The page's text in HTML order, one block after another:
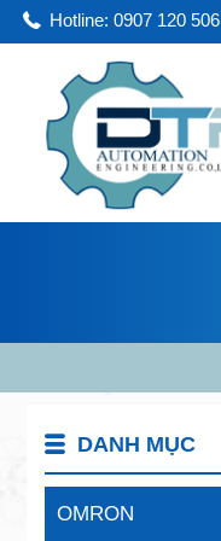
Hotline: 0907 120 506
DANH MỤC
OMRON